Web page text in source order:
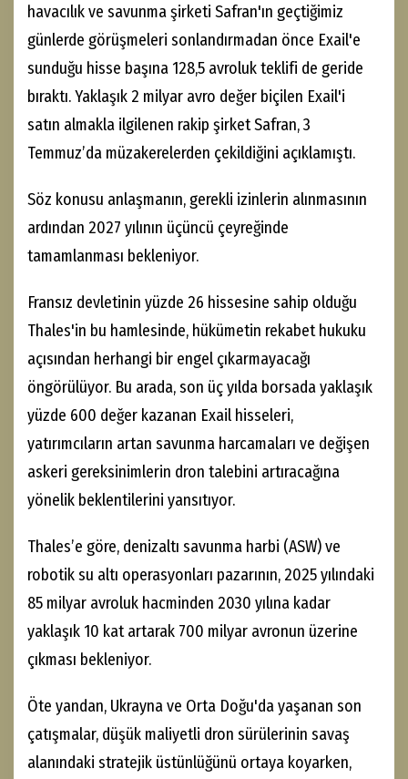
havacılık ve savunma şirketi Safran'ın geçtiğimiz
günlerde görüşmeleri sonlandırmadan önce Exail'e
sunduğu hisse başına 128,5 avroluk teklifi de geride
bıraktı. Yaklaşık 2 milyar avro değer biçilen Exail'i
satın almakla ilgilenen rakip şirket Safran, 3
Temmuz’da müzakerelerden çekildiğini açıklamıştı.
Söz konusu anlaşmanın, gerekli izinlerin alınmasının
ardından 2027 yılının üçüncü çeyreğinde
tamamlanması bekleniyor.
Fransız devletinin yüzde 26 hissesine sahip olduğu
Thales'in bu hamlesinde, hükümetin rekabet hukuku
açısından herhangi bir engel çıkarmayacağı
öngörülüyor. Bu arada, son üç yılda borsada yaklaşık
yüzde 600 değer kazanan Exail hisseleri,
yatırımcıların artan savunma harcamaları ve değişen
askeri gereksinimlerin dron talebini artıracağına
yönelik beklentilerini yansıtıyor.
Thales’e göre, denizaltı savunma harbi (ASW) ve
robotik su altı operasyonları pazarının, 2025 yılındaki
85 milyar avroluk hacminden 2030 yılına kadar
yaklaşık 10 kat artarak 700 milyar avronun üzerine
çıkması bekleniyor.
Öte yandan, Ukrayna ve Orta Doğu'da yaşanan son
çatışmalar, düşük maliyetli dron sürülerinin savaş
alanındaki stratejik üstünlüğünü ortaya koyarken,